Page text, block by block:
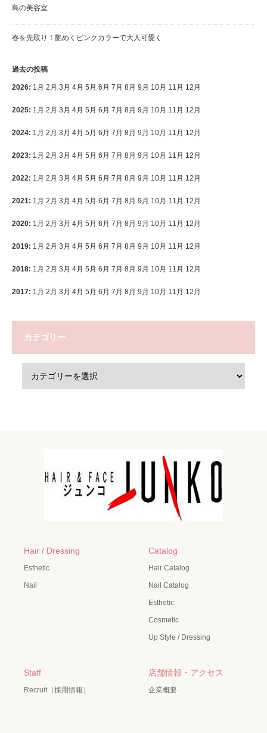
島の美容室
春を先取り！艶めくピンクカラーで大人可愛く
過去の投稿
2026: 1月 2月 3月 4月 5月 6月 7月 8月 9月 10月 11月 12月
2025: 1月 2月 3月 4月 5月 6月 7月 8月 9月 10月 11月 12月
2024: 1月 2月 3月 4月 5月 6月 7月 8月 9月 10月 11月 12月
2023: 1月 2月 3月 4月 5月 6月 7月 8月 9月 10月 11月 12月
2022: 1月 2月 3月 4月 5月 6月 7月 8月 9月 10月 11月 12月
2021: 1月 2月 3月 4月 5月 6月 7月 8月 9月 10月 11月 12月
2020: 1月 2月 3月 4月 5月 6月 7月 8月 9月 10月 11月 12月
2019: 1月 2月 3月 4月 5月 6月 7月 8月 9月 10月 11月 12月
2018: 1月 2月 3月 4月 5月 6月 7月 8月 9月 10月 11月 12月
2017: 1月 2月 3月 4月 5月 6月 7月 8月 9月 10月 11月 12月
カテゴリー
Hair / Dressing
Esthetic
Nail
Catalog
Hair Catalog
Nail Catalog
Esthetic
Cosmetic
Up Style / Dressing
Staff
Recruit（採用情報）
店舗情報・アクセス
企業概要